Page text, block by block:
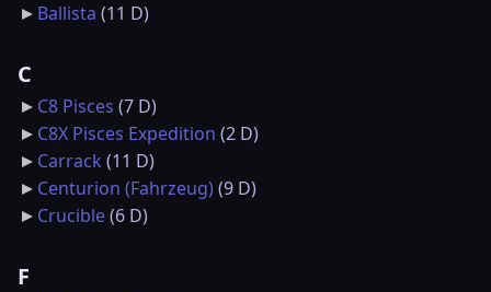
Ballista (11 D)
C
C8 Pisces (7 D)
C8X Pisces Expedition (2 D)
Carrack (11 D)
Centurion (Fahrzeug)(9 D)
Crucible(6 D)
F